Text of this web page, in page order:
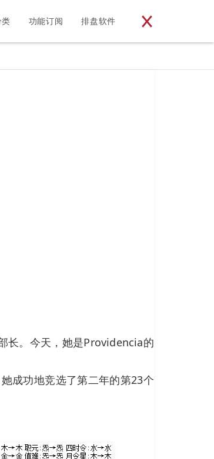
功能订阅 排盘软件
长。今天，她是Providencia的
成功地竞选了第二年的第23个